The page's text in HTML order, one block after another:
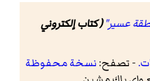
عسير" ( كتاب إلكتروني
- تصفح: نسخة محفوظة